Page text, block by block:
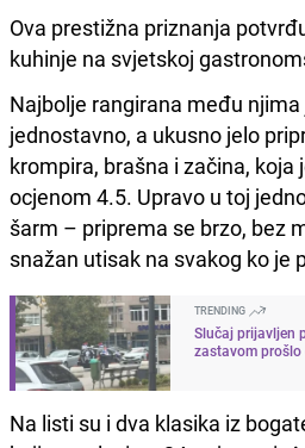
Ova prestižna priznanja
kuhinje na svjetskoj
Najbolje rangirana među njima
jednostavno, a ukusno jelo
krompira, brašna i začina,
ocjenom 4.5. Upravo u toj
šarm – priprema se brzo, bez
snažan utisak na svakog ko je
TRENDING
Slučaj prijavljen
zastavom
Na listi su i dva klasika iz